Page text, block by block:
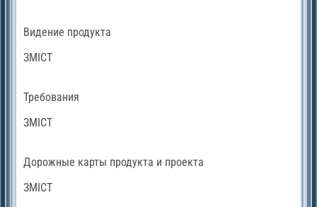
Видение продукта
ЗМІСТ
Требования
ЗМІСТ
Дорожные карты продукта и проекта
ЗМІСТ